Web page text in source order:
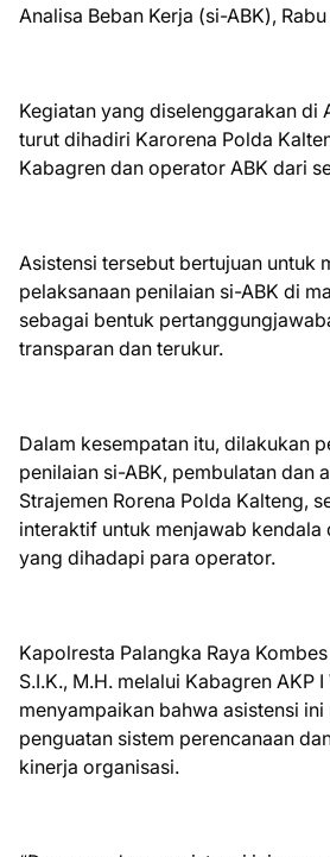
Analisa Beban Kerja (si-ABK),
Kegiatan yang diselenggarakan di
turut dihadiri Karorena Polda
Kabagren dan operator ABK dari
Asistensi tersebut bertujuan untuk
pelaksanaan penilaian si-ABK di
sebagai bentuk
transparan dan terukur.
Dalam kesempatan itu, dilakukan
penilaian si-ABK, pembulatan dan
Strajemen Rorena Polda Kalteng,
interaktif untuk menjawab kendala
yang dihadapi para operator.
Kapolresta Palangka Raya
S.I.K., M.H. melalui Kabagren AKP
menyampaikan bahwa asistensi
penguatan sistem perencanaan
kinerja organisasi.